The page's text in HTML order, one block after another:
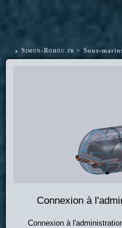
• Simon-Rohou.fr Sous-
Connexion à
Connexion à